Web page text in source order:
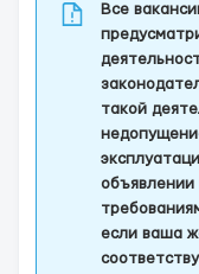
Все
такой
объявлении
если ваша